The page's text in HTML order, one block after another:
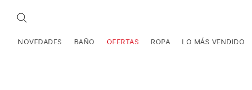
BUSCAR
NOVEDADES BAÑO OFERTAS ROPA LO MÁS VENDIDO